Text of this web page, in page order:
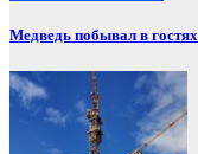
Медведь побывал в